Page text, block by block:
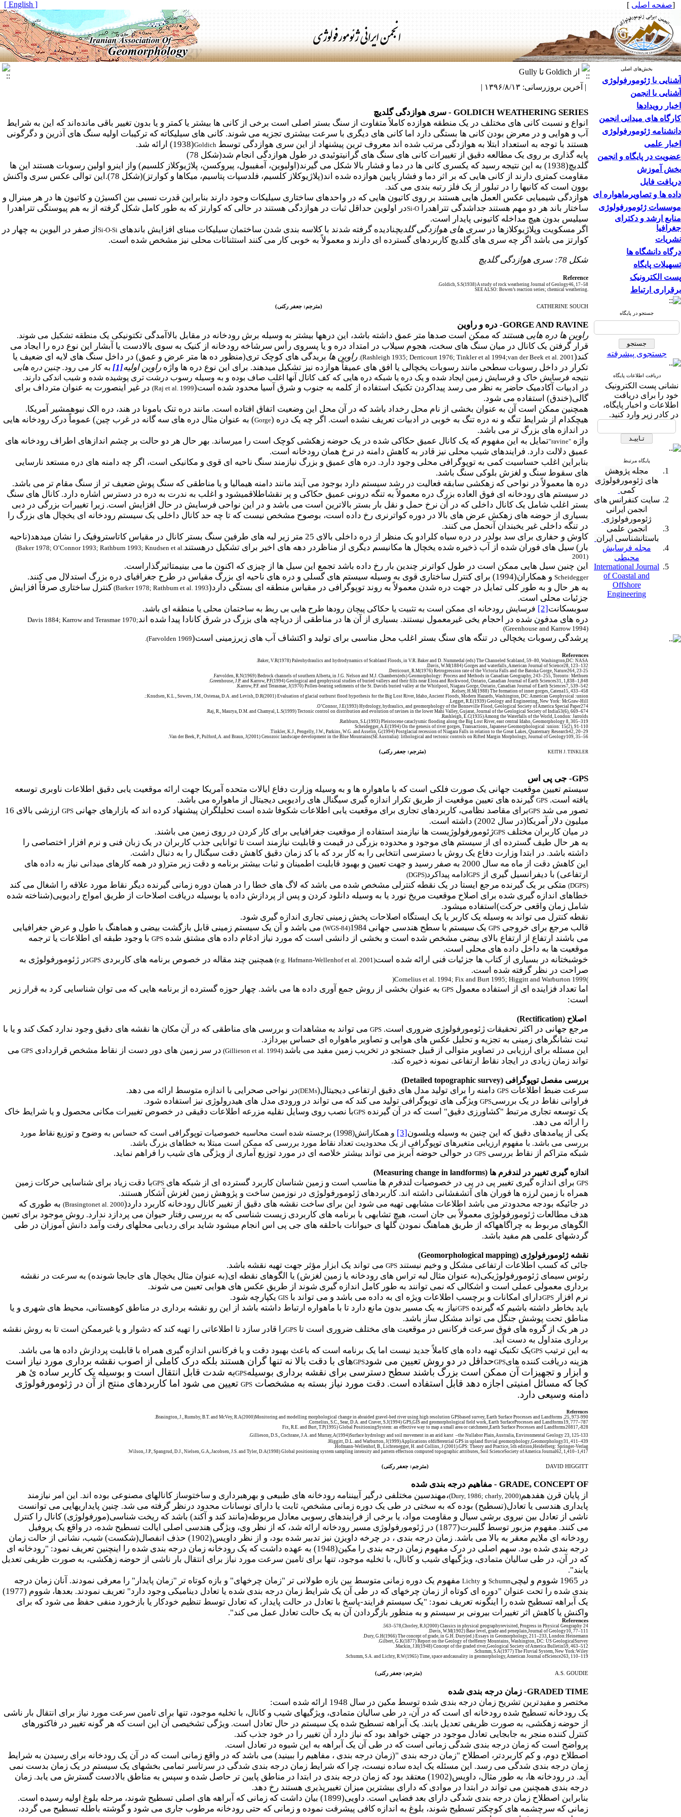
[صفحه اصلی ]
[ English ]
بخش‌های اصلی
آشنایی با ژئومورفولوژی
آشنایی با انجمن
اخبار رویدادها
کارگاه های میدانی انجمن
دانشنامه ژئومورفولوژی
اخبار علمی
عضویت در پایگاه و انجمن
بخش آموزش
دریافت فایل
داده ها و تصاویرماهواره ای
موسسات ژئومورفولوژی
منابع ارشد و دکترای
جغرافیا
نشریات
درگاه دانشگاه ها
تسهیلات پایگاه
پست الکترونیک
برقراری ارتباط
جستجو در پایگاه
جستجوی پیشرفته
دریافت اطلاعات پایگاه
نشانی پست الکترونیک
خود را برای دریافت
اطلاعات و اخبار پایگاه،
در کادر زیر وارد کنید.
پایگاه مرتبط
مجله پژوهش
های ژئومورفولوژی
کمی
سایت کنفرانس های
انجمن ایرانی
ژئومورفولوژی
انجمن علمی
باستانشناسی ایران
مجله فرسایش
محیطی
International Journal
of Coastal and
Offshore
Engineering
از Goldich تا Gully
| آخرین بروزرسانی: ۱۳۹۶/۸/۱۳ |
GOLDICH WEATHERING SERIES - سری هوازدگی گلدیچ
انواع و نسبت کانی های مختلف در یک منطقه هوازده کاملاً متفاوت از سنگ بستر اصلی است برخی از کانی ها بیشتر یا کمتر و یا بدون تغییر باقی مانده اند که این به شرایط
آب و هوایی و در معرض بودن کانی ها بستگی دارد اما کانی های دیگری با سرعت بیشتری تجزیه می شوند. کانی های سیلیکاته که ترکیبات اولیه سنگ های آذرین و دگرگونی
هستند با توجه به استعداد ابتلا به هوازدگی مرتب شده اند معروف ترین پیشنهاد از این سری هوازدگی توسط Goldich(1938) ارائه شد.
پایه گذاری بر روی یک مطالعه دقیق از تغییرات کانی های سنگ های گرانیتوئیدی در طول هوازدگی انجام شد(شکل 78)
گلدیچ(1938) به این نتیجه رسید که یکسری کانی ها در دما و فشار بالا شکل می گیرند(اولیوین، آمفیبول، پیروکسن، پلاژیوکلاز کلسیم) واز اینرو اولین رسوبات هستند این ها
مقاومت کمتری دارند از کانی هایی که بر اثر دما و فشار پایین هوازده شده اند(پلاژیوکلاز کلسیم، فلدسپات پتاسیم، میکاها و کوارتز)(شکل 78).این توالی عکس سری واکنش
بوون است که کانی­ها را در تبلور از یک فلز رتبه بندی می کند.
هوازدگی شیمیایی عکس العمل هایی هستند بر روی کاتیون هایی که در واحدهای ساختاری سیلیکات وجود دارند بنابراین قدرت نسبی بین اکسیژن و کاتیون ها در هر مینرال و
ساختار باند هر دو مهم هستند جداشدگی تتراهدرا
Si-Oدر اولوین حداقل ثبات در هوازدگی هستند در حالی که کوارتز که به طور کامل شکل گرفته از به هم پیوستگی تتراهدرا
سیلیس بدون هیچ مداخله کاتیونی پایدار است.
اگر مسکویت وپلاژیوکلازها در سری های هوازدگی گلدیچنادیده گرفته شدند با کلاسه بندی شدن ساختمان سیلیکات مبنای افزایش باندهای Si-O-Si از صفر در الیوین به چهار در
کوارتز می باشد اگر چه سری های گلدیچ کاربردهای گسترده ای دارند و معمولاً به خوبی کار می کنند استثنائات محلی نیز مشخص شده است.
شکل 78: سری هوازدگی گلدیچ
Reference
Goldich, S.S(1938) A study of rock weathering Journal of Geology46, 17–58
.
SEE ALSO: Bowen’s reaction series; chemical weathering.
CATHERINE SOUCH (مترجم: جعفر رکنی)
GORGE AND RAVINE- دره و راوین
راوین ها دره هایی هستند که ممکن است صدها متر عمق داشته باشد، این دره­ها بیشتر به وسیله برش رودخانه در مقابل بالاآمدگی تکتونیکی یک منطقه تشکیل می شوند.
قرار گرفتن یک کانال در میان سنگ های سخت، هجوم سیلاب در امتداد دره و یا پسروی رأس سرشاخه رودخانه از کنیک به سوی بالادست یا آبشار این نوع دره را ایجاد می
کند(Rashleigh 1935; Derricourt 1976; Tinkler et al 1994;van der Beek et al. 2001
).راوین ها بریدگی های کوچک تری(منظور ده ها متر عرض و عمق) در داخل سنگ های لایه ای ضعیف یا
تکرار در داخل رسوبات سطحی مانند رسوبات یخچالی یا افق های عمیقاً هوازده نیز تشکیل می­دهند. برای این نوع دره ها واژهراوین اولیه[1] به کار می رود. چنین دره هایی
نتیجه فرسایش خاک و فرسایش زمین ایجاد شده و یک دره یا شبکه دره هایی که کف کانال آنها اغلب صاف بوده و به وسیله رسوب درشت تری پوشیده شده و شیب اندکی دارند.
در ادبیات آکادمیک حاضر به نظر می رسد پیداکردن تکنیک استفاده از کلمه به جنوب و شرق آسیا محدود شده است(Raj et al. 1999
) در غیر اینصورت به عنوان مترداف برای
گالی(خندق) استفاده می شود.
همچنین ممکن است آن به عنوان بخشی از نام محل رخداد باشد که در آن محل این وضعیت اتفاق افتاده است. مانند دره تنک بامونا در هند، دره الک نیوهمشیر آمریکا.
هیچکدام از شرایط تنگه و نه دره تنگ به خوبی در ادبیات تعریف نشده است. اگر چه یک دره (Gorge) به عنوان مثال دره های سه گانه در غرب چین) عموماً درک رودخانه هایی
در اندازه های بزرگ تر می باشد.
واژه "
ravine
"تمایل به این مفهوم که یک کانال عمیق حکاکی شده در یک حوضه زهکشی کوچک است را می­رساند. بهر حال هر دو حالت بر چشم اندازهای اطراف رودخانه های
عمیق دلالت دارد. فرایندهای شیب محلی نیز قادر به کاهش دامنه در نرخ همان رودخانه است.
بنابراین اغلب حساسیت کمی به توپوگرافی محلی وجود دارد. دره های عمیق و بزرگ نیازمند سنگ ناحیه ای قوی و مکانیکی است، اگر چه دامنه های دره مستعد نارسایی
های سقوط سنگ و لغزش بلوکی سنگ باشد.
دره ها معمولاً در نواحی که زهکشی سابقه فعالیت در رشد سیستم دارد بوجود می آیند مانند دامنه هیمالیا و یا مناطقی که سنگ پوش ضعیف تر از سنگ مقام تر می باشد.
در سیستم های رودخانه ای فوق العاده بزرگ دره معمولاً به تنگه درونی عمیق حکاکی و پر نقشاطلاقمیشود و اغلب به ندرت به دره در دسترس اشاره دارد. کانال های سنگ
بستر اغلب شامل یک کانال داخلی که در آن نرخ حمل و نقل بار بستر بالاترین است می باشد و در این نواحی فرسایش در حال افزایش است. زیرا تغییرات بزرگی در دبی
بسیاری از حوضه های زهکش عرض های بالا در دوره کواترنری رخ داده است، بوصوح مشخص نیست که تا چه حد کانال داخلی یک سیستم رودخانه ای یخچال های بزرگ را
در تنگه داخلی غیر یخبندان آنحمل می کنند.
کاوش و حفاری برای سد بولدر در دره سیاه کلرادو یک منظر از دره داخلی بالای 25 متر زیر لبه های طرفین سنگ بستر کانال در مقیاس کاتاستروفیک را نشان میدهد(ناحیه
بار) سیل های فوران شده از آب ذخیره شده یخچال ها مکانیسم دیگری از مناظردر دهه های اخیر برای تشکیل درهستند(Baker 1978; O’Connor 1993; Rathburn 1993; Knudsen et al.
2001)
این چنین سیل هایی ممکن است در طول کواترنر چندین بار رخ داده باشد تجمع این سیل ها از چیزی که اکنون ما می بینیمتاثیرگذاراست.
Scheidegger و همکاران(1994) برای کنترل ساختاری قوی به وسیله سیستم های گسلی و دره های ناحیه ای بزرگ مقیاس در طرح جغرافیای دره بزرگ استدلال می کنند.
به هر حال و به طور کلی تمایل در جهت دره شدن معمولاً به روند توپوگرافی در مقیاس منطقه ای بستگی دارد(Barker 1978; Rathbum et al. 1993
) کنترل ساختاری صرفاً افزایش
جزئیات محلی است.
سوبسکانت[2] فرسایش رودخانه ای ممکن است به تثبیت یا حکاکی پیچان رودها طرح هایی بی ربط به ساختمان محلی یا منطقه ای باشد.
دره های مدفون شده در احجام یخی غیرمعمول نیستند. بسیاری از آن ها در مناطقی از دریاچه های بزرگ در شرق کانادا پیدا شده اندDavis 1884; Karrow and Terasmae 1970;
Greenhouse and Karrow 1994)
)
پرشدگی رسوبات یخچالی در تنگه های سنگ بستر اغلب محل مناسبی برای تولید و اکتشاف آب های زیرزمینی است(Farvolden 1969
).
References
Baker, V.R(1978) Paleohydraulics and hydrodynamics of Scabland Floods, in V.R. Baker and D. Nummedal )eds) The Channeled Scabland, 59–80, Washington,DC: NASA
.
Davis, W.M(1884) Gorges and waterfalls, American Journal of Science28, 123–132
.
Derricourt, R.M(1976) Retrogression rate of the Victoria Falls and the Batoka Gorge, Nature264, 23-25.
Farvolden, R.N(1969) Bedrock channels of southern Alberta, in J.G. Nelson and M.J. Chambers(eds( Geomorphology: Process and Methods in Canadian Geography, 243–255, Toronto: Methuen
.
Greenhouse, J.P. and Karrow, P.F(1994) Geological and geophysical studies of buried valleys and their fills near Elora and Rockwood, Ontario, Canadian Journal of Earth Sciences31, 1,838–1,848
.
Karrow, P.F. and Terasmae, J(1970) Pollen-bearing sediments of the St. Davids buried valley at the Whirlpool, Niagara Gorge, Ontario, Canadian Journal of Earth Sciences7, 539–542
.
Kelsey, H.M(1988) The formation of inner gorges, Catena15, 433–458
.
Knudsen, K.L., Sowers, J.M., Ostenaa, D.A. and Levish, D.R(2001) Evaluation of glacial outburst flood hypothesis for the Big Lost River, Idaho,Ancient Floods, Modern Hazards, Washington, DC: American Geophysical :union:
.
Legget, R.E(1939) Geology and Engineering, New York: McGraw-Hill
.
O’Connor, J.E(1993) Hydrology, hydraulics, and geomorphology of the Bonneville Flood, Geological Society of America Special Paper274
.
Raj, R., Maurya, D.M. and Chamyal, L.S(1999( Tectonic control on distribution and evolution of ravines in the lower Mahi Valley, Gujarat, Journal of the Geological Society of India53(6), 669–674
.
Rashleigh, E.C(1935) Among the Waterfalls of the World, London: Jarrolds
.
Rathburn, S.L(1993) Pleistocene cataclysmic flooding along the Big Lost River, east central Idaho, Geomorphology 8, 305–319
.
Scheidegger, A.E(1994) On the genesis of river gorges, Transactions, Japanese Geomorphological :union: 15(2), 91-110
Tinkler, K.J., Pengelly, J.W., Parkins, W.G. and Asselin, G(1994) Postglacial recession of Niagara Falls in relation to the Great Lakes, Quaternary Research42, 20–29
.
Van der Beek, P., Pulford, A. and Braun, J(2001( Cenozoic landscape development in the Blue Mountains(SE Australia): lithological and tectonic controls on Rifted Margin Morphology, Journal of Geology109, 35–56
.
KEITH J. TINKLER (مترجم: جعفر رکنی)
GPS- جی پی اس
سیستم تعیین موقعیت جهانی یک صورت فلکی است که با ماهواره ها و به وسیله وزارت دفاع ایالات متحده آمریکا جهت ارائه موقعیت یابی دقیق اطلاعات ناوبری توسعه
یافته است. GPS گیرنده های تعیین موقعیت از طریق تکرار اندازه گیری سیگنال های رادیویی دیجیتال از ماهواره می باشد.
تصور می شد GPSبرای مقاصد نظامی، کاربردهای تجاری برای موقعیت یابی اطلاعات شکوفا شده است تحلیل­گران پیشنهاد کرده اند که بازارهای جهانی GPS
ارزشی بالای 16
میلیون دلار آمریکا(در سال 2002) داشته است.
در میان کاربران مختلف GPSژئومورفولوژیست ها نیازمند استفاده از موقعیت جغرافیایی برای کار کردن در روی زمین می باشند.
به هر حال طیف گسترده ای از سیستم های موجود و محدوده بزرگی در قیمت و قابلیت نیازمند است تا توانایی جذب کاربران در یک زبان فنی و نرم افزار اختصاصی را
داشته باشد. در ابتدا وزارت دفاع یک روش با دسترسی انتخابی را به کار برد که با کد زمان دقیق کاهش دقت سیگنال را به دنبال داشت.
این کاهش دقت از ماه مه سال 2000 به صفر رسید و جهت تعیین و بهبود قابلیت اطمینان و ثبات بیشتر برنامه و دقت زیر متر(و در همه کارهای میدانی نیاز به داده های
ارتفاعی) با دیفرانسیل گیری از GPS ادامه پیداکرد(
DGPS
)
(
DGPS
) متکی بر یک گیرنده مرجع ایستا در یک نقطه کنترلی مشخص شده می باشد که لاگ های خطا را در همان دوره زمانی گیرنده دیگر نقاط مورد علاقه را اشغال می کند
خطاهای اندازه گیری شده برای اصلاح موقعیت مریخ نورد یا به وسیله دانلود کردن و پس از پردازش داده یا بوسیله دریافت اصلاحات از طریق امواج رادیویی(شناخته شده
شامل زمان واقعی حرکت)استفاده میشود.
نقطه کنترل می تواند به وسیله یک کاربر یا یک ایستگاه اصلاحات پخش زمینی تجاری اندازه گیری شود.
قالب مرجع برای خروجی GPS یک سیستم با سطح هندسی جهانی 1984
(
WGS-84
) می باشد و آن یک سیستم زمینی قابل بازگشت بیضی و هماهنگ با طول و عرض جغرافیایی
می باشند ارتفاع از ارتفاع بالای بیضی مشخص شده است و بخشی از دانشی است که مورد نیاز ادغام داده های مشتق شده GPS با وجود طبقه ای اطلاعات یا ترجمه
موقعیت ها به داخل داده های محلی است.
خوشبختانه در بسیاری از کتاب ها جزئیات فنی ارائه شده استe.g. Hafmann-Wellenhof et al. 2001)
) همچنین چند مقاله در خصوص برنامه های کاربردی GPSدر ژئومورفولوژی به
صراحت در نظر گرفته شده است.
)
Cornelius et al. 1994; Fix and Burt 1995; Higgitt and Warburton 1999
(
اما تعداد فزاینده ای از استفاده معمول GPS به عنوان بخشی از روش جمع آوری داده ها می باشد. چهار حوزه گسترده از برنامه هایی که می توان شناسایی کرد به قرار زیر
است:
اصلاح (Rectification
)
مرجع جهانی در اکثر تحقیقات ژئومورفولوژی ضروری است. GPS می تواند به مشاهدات و بررسی های مناطقی که در آن مکان ها نقشه های دقیق وجود ندارد کمک کند و یا با
ثبت نشانگرهای زمینی به تجزیه و تحلیل عکس های هوایی و تصاویر ماهواره ای حساس بپردازد.
این مسئله برای ارزیابی در تصاویر متوالی از قبیل جستجو در تخریب زمین مفید می باشد Gillieson et al. 1994)
) در سر زمین های دور دست از نقاط مشخص قراردادی GPS می
تواند زمان زیادی در ایجاد نقاط ارتفاعی نمونه ذخیره کند.
بررسی مفصل توپوگرافی (Detailed topographic survey
)
سرعت ضبط اطلاعات GPS دامنه را برای تولید مدل های دقیق ارتفاعی دیجیتال(DEMs
)در نواحی صحرایی با اندازه متوسط ارائه می دهد.
فراوانی نقاط در یک بررسیGPS ویژگی های توپوگرافی تولید می کند که می تواند در ورودی مدل های هیدرولوژی نیز استفاده شود.
یک توسعه تجاری مرتبط "کشاورزی دقیق" است که در آن گیرنده GPSبا نصب روی وسایل نقلیه مزرعه اطلاعات دقیقی در خصوص تغییرات مکانی محصول و یا شرایط خاک
را ارائه می دهد.
یکی از پیامدهای دقیق که این چنین به وسیله ویلسون[3]
و همکارانش(1998) برجسته شده است محاسبه خصوصیات توپوگرافی است که حساس به وضوح و توزیع نقاط مورد
بررسی می باشد. با مفهوم ارزیابی متغیرهای توپوگرافی از یک محدودیت تعداد نقاط مورد بررسی که ممکن است مبتلا به خطاهای بزرگ باشد.
شبکه متراکم از نقاط بررسی GPS در حوالی حوضه آبریز می تواند بیشتر خلاصه ای در مورد توزیع آماری از ویژگی های شیب را فراهم نماید.
اندازه گیری تغییر در لندفرم ها (Measuring change in landforms
)
GPS برای اندازه گیری تغییر پی در پی در خصوصیات لندفرم ها مناسب است و زمین شناسان کاربرد گسترده ای از شبکه های GPSبا دقت زیاد برای شناسایی حرکات زمین
همراه با زمین لرزه ها فوران های آتشفشانی داشته اند. کاربردهای ژئومورفولوژی در نوزمین ساخت و پژوهش زمین لغزش آشکار هستند.
در جائیکه بودجه محدودتر می باشد اطلاعات مشابهی تهیه می شود این برای ساخت نقشه های دقیق از تغییر کانال رودخانه کاربرد دارد(Brasingtonet al. 2000
) به طوری که
هدف مطالعات ژئومورفولوژی معمولاً بی جان است، هیچ تشابهی با برنامه های کاربردی زیست شناسی که به بررسی رفتار حیوان می پردازد ندارد. روش موجود برای تعیین
الگوهای مربوط به چراگاههاکه از طریق هماهنگ نمودن گلها ی حیوانات باحلقه های جی پی اس انجام میشود شاید برای ردیابی محلهای رفت وآمد دانش آموزان در طی
گردشهای علمی هم مفید باشد.
نقشه ژئومورفولوژی (Geomorphological mapping
)
جائی که کسب اطلاعات ارتفاعی مشکل و وخیم نیستند GPS می تواند یک ابزار مؤثر جهت تهیه نقشه باشد.
رئوس سیمای ژئومورفولوژیکی(به عنوان مثال لبه تراس های رودخانه یا زمین لغزش) یا الگوهای نقطه ای(به عنوان مثال یخچال های جابجا شونده) به سرعت در نقشه
برداری معمولی عملی است و اشکالی که نمی توانند به طور کامل اندازه گیری شوند از طریق عکس های هوایی تعیین می شوند.
نرم افزار GPSدارای امکانات و برچسب اطلاعات ویژه ای به داده می باشد و می تواند با GIS یکپارچه شود.
باید بخاطر داشته باشیم که گیرنده GPSنیاز به یک مسیر بدون مانع دارد تا با ماهواره ارتباط داشته باشد از این رو نقشه برداری در مناطق کوهستانی، محیط های شهری و یا
مناطق تحت پوشش جنگل می تواند مشکل ساز باشد.
در هر یک از گروه های فوق سرعت فرکانس در موقعیت های مختلف ضروری است تا GPSرا قادر سازد تا اطلاعاتی را تهیه کند که دشوار و یا غیرممکن است تا به روش نقشه
برداری متداول به دست آید.
به این ترتیب GPSیک تکنیک تهیه داده های کاملاً جدید نیست اما یک برنامه است که باعث بهبود دقت و یا فرکانس اندازه گیری همراه با قابلیت پردازش داده ها می باشد.
هزینه دریافت کننده هایGPSحداقل در دو روش تعیین می شودGPSهای با دقت بالا نه تنها گران هستند بلکه درک کاملی از اصوب نقشه برداری مورد نیاز است
و ابزار و تجهیزات آن ممکن است بزرگ باشند سطح دسترسی برای نقشه برداری بوسیلهGPSبه شدت قابل انتقال است و بوسیله یک کاربر ساده ئ هر
کجا که مسائل امنیتی اجازه دهد قابل استفاده است. دقت مورد نیاز بسته به مشخصات GPS تعیین می شود اما کاربردهای منتج از آن در ژئومورفولوژی
دامنه وسیعی دارد.
References
Brasington, J., Rumsby, B.T. and McVey, R.A(2000(Monitoring and modelling morphological change in abraided gravel-bed river using high resolution GPSbased survey, Earth Surface Processes and Landforms 25,, 973-990.
Cornelius, S.C., Sear, D.A. and Craver, S.J(1994) GPS,GIS and geomorphological field work, Earth SurfaceProcesses and Landforms19, 777–787
.
Fix, R.E. and Burt, T.P(1995) Global PositioningSystem: an effective way to map a small area or catchment,Earth Surface Processes and Landforms20
,817-828
Gillieson, D.S., Cochrane, J.A. and Murray, A(1994(Surface hydrology and soil movement in an arid karst –the Nullabor Plain, Australia, Environmental Geology 23, 125-133
.
Higgitt, D.L. and Warburton, J(1999) Applications ofdifferential GPS in upland fluvial geomorphology,Geomorphology31, 411–439
.
Hofmann-Wellenhof, B., Lichtenegger, H. and Collins, J
.(2001)GPS: Theory and Practice, 5th edition,Heidelberg: Springer-Verlag
.
Wilson, J.P., Spangrud, D.J., Nielsen, G.A.,Jacobsen, J.S. and Tyler, D.A(1998) Global positioning system sampling intensity and pattern effectson computed topographic attributes, Soil ScienceSociety of America Journal62, 1,410–1,417
.
DAVID HIGGITT (مترجم: جعفر رکنی)
GRADE, CONCEPT OF - مفاهیم درجه بندی شده
از پایان قرن هفدهم(
Dury, 1986; charly, 2000
)،مهندسین مختلفی درگیر آیین­نامه رودخانه های طبیعی و بهره­برداری و ساخت­وساز کانالهای مصنوعی بوده اند. این امر نیازمند
پایداری هندسی یا تعادل(تسطیح) بوده که به سختی در طی یک دوره زمانی مشخص، ثابت یا دارای نوسانات محدود درنظر گرفته می شد. چنین پایداریهایی می توانست
ناشی از تعادل بین نیروی برشی سیال و مقاومت مواد، یا برخی از فرایندهای رسوبی معادل مربوطه(مانند کند و آکند) باشد که ریخت شناسی(مورفولوژی) کانال را کنترل
می کنند. مفهوم مزبور توسط گلیبرت(1877) در ژئومورفولوژی مسیر رودخانه ارائه شد، که از نظر وی، ویژگی هندسی اصلی ایالت تسطیح شده، در واقع یک پروفیل
رودخانه ای ملایم معقر به بالا می باشد. زمان درجه بندی ، در چرخه داویزن نیز تدبیر شده بود، و از نظر داویس
(1902) حذف انفصال(شکست) شیب، نشانی از حالت زمان
درجه بندی شده بود. سهم اصلی در درک مفهوم زمان درجه بندی را مکین(1948) به عهده داشت که یک رودخانه زمان درجه بندی شده را اینچنین تعریف نمود: "رودخانه ای
که در آن، در طی سالیان متمادی، ویژگیهای شیب و کانال، با تخلیه موجود، تنها برای تامین سرعت مورد نیاز برای انتقال بار ناشی از حوضه زهکشی، به صورت ظریفی تعدیل
یابند".
در 1965 شووم و لیچی
Schumn و Lichty مفهوم یک دوره زمانی متوسط بین بازه طولانی تر "زمان چرخه­ای" و بازه کوتاه تر "زمان پایدار" را معرفی نمودند. آنان زمان درجه
بندی شده را تحت عنوان "دوره ای کوتاه از زمان چرخه­ای که در طی آن یک شرایط زمان درجه بندی شده یا تعادل دینامیکی وجود دارد" تعریف نمودند. بعدها، شووم (1977)
یک آبراهه تسطیح شده را اینگونه تعریف نمود: "یک سیستم فرایند-پاسخ با تعادل در حالت پایدار، که تعادل توسط تنظیم خودکار یا بازخورد منفی حفظ می شود که برای
واکنش یا کاهش اثر تغییرات بیرونی بر سیستم و به منظور بازگردادن آن به یک حالت تعادل عمل می کند".
References
Chorley, R.J(2000) Classics in physical geographyrevisited, Progress in Physical Geography 24
,578
–
563.
Davis, W.M(1902) Base level, grade and peneplain,Journal of Geology10, 77–111
.
Dury, G.H(1966) The concept of grade, in G.H. Dury(ed.) Essays in Geomorphology, 211–233, London:Heinemann
.
Gilbert, G.K(1877) Report on the Geology of theHenry Mountains, Washington, DC: US GeologicalSurvey
.
Mackin, J.H(1948) Concept of the graded river,Geological Society of America Bulletin59, 463–512
.
Schumm, S.A(1977) The Fluvial System, New York:Wiley
.
Schumm, S.A. and Lichty, R.W(1965) Time, space andcausality in geomorphology, American Journal ofScience263, 110–119
.
A.S. GOUDIE (مترجم: جعفر رکنی)
GRADED TIME- زمان درجه بندی شده
مختصر و مفیدترین تشریح زمان درجه بندی شده توسط مکین در سال 1948 ارائه شده است:
یک رودخانه تسطیح شده رودخانه ای است که در آن، در طی سالیان متمادی، ویژگیهای شیب و کانال، با تخلیه موجود، تنها برای تامین سرعت مورد نیاز برای انتقال بار ناشی
از حوضه زهکشی، به صورت ظریفی تعدیل یابند. یک آبراهه تسطیح شده یک سیستم در حال تعادل است. ویژگی تشخیصی آن این است که هر گونه تغییر در فاکتورهای
کنترل کننده منجر به جابجایی تعادل موجود در جهتی خواهد بود که نیاز دارد آن تغییر را در خود جذب کند.
پرواضح است که زمان درجه بندی شدگی زمانی است که در طی آن یک آبراهه به این شیوه در تعادل است.
اصطلاح دوم، و کم کاربردتر، اصطلاح "زمان درجه بندی "(زمان درجه بندی ، مفاهیم را ببینید) می باشد که در واقع زمانی است که در آن یک رودخانه برای رسیدن به شرایط
زمان درجه بندی شدگی می رسد. این مسئله یک ایده ساده نیست، چرا که شرایط زمان درجه بندی شدگی در سرتاسر تمامی بخشهای یک سیستم در یک زمان بدست نمی
آید. در رودخانه ها، به طور مثال، داویس(1902) معتقد بود که زمان درجه بندی در ابتدا در مناطق پایین تر حاصل شده و سپس به مناطق بالادست گسترش می یابد. زمان
درجه بندی همچنین می تواند در ابتدا در موادی که دارای بیشترین میزان تغییرپذیری هستند رخ دهد.
بنابراین اصطلاح زمان درجه بندی شدگی دارای بعد فضایی است. داویی(1899) بیان داشت که زمانی که آبراهه های اصلی تسطیح شوند، مرحله بلوغ اولیه رسیده است.
زمانی که سرچشمه های کوچکتر تسطیح شوند، بلوغ به اندازه کافی پیشرفت نموده و زمانی که حتی رودخانه مرطوب جاری می شود و گوشته باطله تسطیح می گردد،